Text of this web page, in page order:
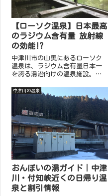
【ローソク温泉】日本最高
のラジウム含有量 放射線
の効能!?
中津川市の山奥にあるローソク
温泉は、ラジウム含有量日本一
を誇る湯治向けの温泉施設。自
も可能。静かな環境で、体の芯
まで温まる本格的な保養地を体
験できます。
中津川の温泉
おんぽいの湯ガイド｜中津
川・付知峡近くの日帰り温
泉と割引情報